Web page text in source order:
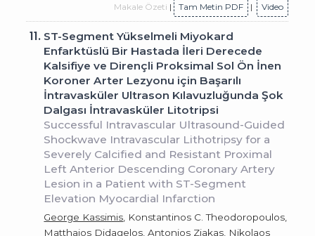
Makale Özeti | Tam Metin PDF | Video
11. ST-Segment Yükselmeli Miyokard
Enfarktüslü Bir Hastada İleri Derecede
Kalsifiye ve Dirençli Proksimal Sol Ön İnen
Koroner Arter Lezyonu için Başarılı
İntravasküler Ultrason Kılavuzluğunda Şok
Dalgası İntravasküler Litotripsi
Successful Intravascular Ultrasound-Guided
Shockwave Intravascular Lithotripsy for a
Severely Calcified and Resistant Proximal
Left Anterior Descending Coronary Artery
Lesion in a Patient with ST-Segment
Elevation Myocardial Infarction
George Kassimis , Konstantinos C. Theodoropoulos,
Matthaios Didagelos, Antonios Ziakas, Nikolaos